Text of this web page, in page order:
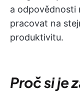
a odpovědnosti
pracovat na
produktivitu.
Proč si je